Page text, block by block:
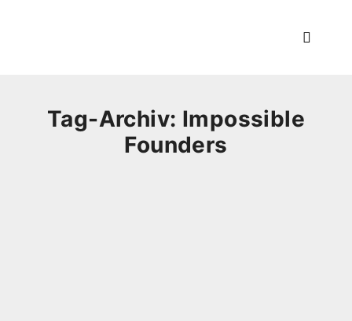
Tag-Archiv: Impossible
Founders